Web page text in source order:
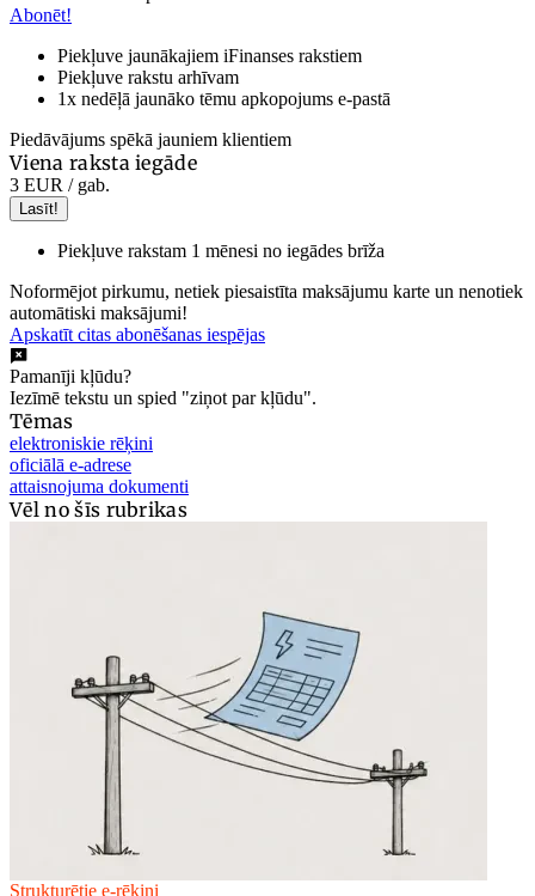
Abonēt!
Piekļuve jaunākajiem iFinanses rakstiem
Piekļuve rakstu arhīvam
1x nedēļā jaunāko tēmu apkopojums e-pastā
Piedāvājums spēkā jauniem klientiem
Viena raksta iegāde
3 EUR / gab.
Lasīt!
Piekļuve rakstam 1 mēnesi no iegādes brīža
Noformējot pirkumu, netiek piesaistīta maksājumu karte un nenotiek
automātiski maksājumi!
Apskatīt citas abonēšanas iespējas
Pamanīji kļūdu?
Iezīmē tekstu un spied "ziņot par kļūdu".
Tēmas
elektroniskie rēķini
oficiālā e-adrese
attaisnojuma dokumenti
Vēl no šīs rubrikas
Strukturētie e-rēķini